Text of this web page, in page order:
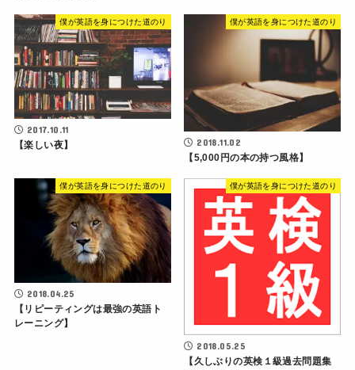
僕が英語を身につけた道のり
2017.10.11
【楽しい夜】
僕が英語を身につけた道のり
2018.11.02
【5,000円の本の持つ風格】
僕が英語を身につけた道のり
2018.04.25
【リピーティングは最強の英語ト
レーニング】
僕が英語を身につけた道のり
2018.05.25
【久しぶりの英検１級過去問題集